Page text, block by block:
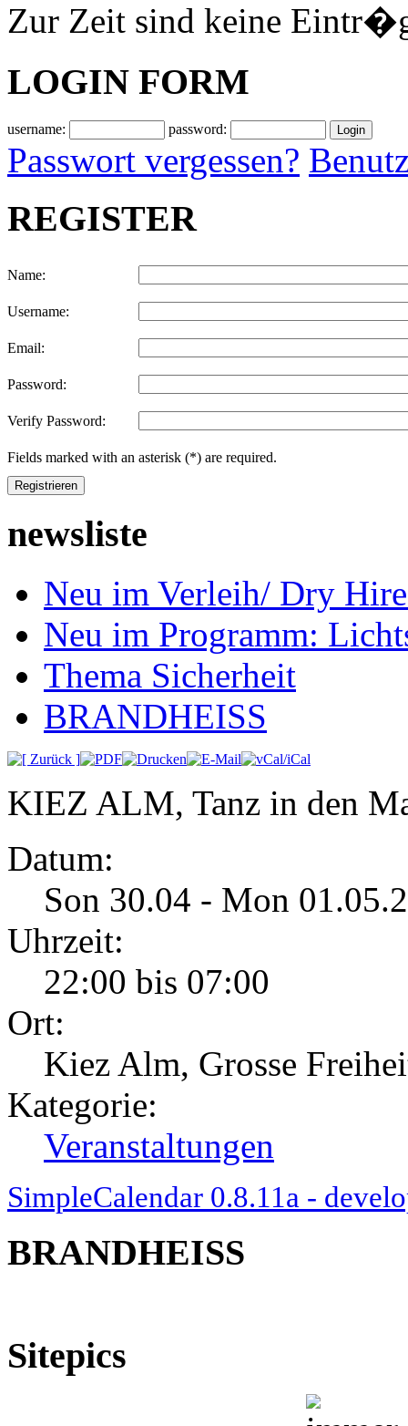
Zur Zeit sind keine
LOGIN FORM
username: password:
Passwort vergessen?
REGISTER
Name:
Username:
Email:
Password:
Verify Password:
Fields marked with an asterisk (*) are required.
Registrieren
newsliste
Neu im Verleih/ Dry
Neu im Programm:
Thema Sicherheit
BRANDHEISS
KIEZ ALM, Tanz in den
Datum:
Son 30.04 - Mon
Uhrzeit:
22:00 bis 07:00
Ort:
Kiez Alm, Grosse
Kategorie:
Veranstaltungen
SimpleCalendar 0.8.11a -
BRANDHEISS
Sitepics